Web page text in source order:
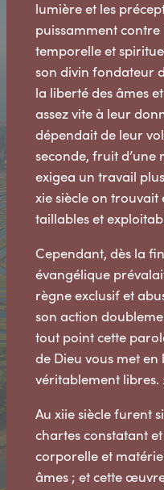
lumière et les
puissamment
temporelle et
son divin fondateur
la liberté des âmes
assez vite à leur
dépendait de leur
seconde, fruit
exigea un travail
xie siècle on
taillables et
Cependant, dès la
évangélique
règne exclusif et
son action
tout point cette
de Dieu vous met en
véritablement libres.
Au xiie siècle furent
chartes constatant
corporelle et
âmes ; et cette